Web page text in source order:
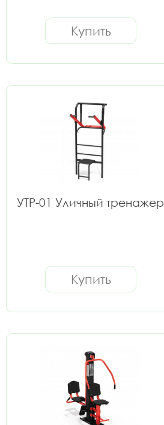
Купить
УТР-01 Уличный тренажер
Купить